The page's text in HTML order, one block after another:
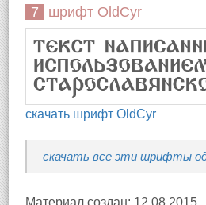
7 шрифт OldCyr
скачать шрифт OldCyr
скачать все эти шрифты
Материал создан: 12.08.2015